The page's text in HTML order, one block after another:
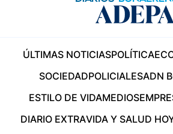
ÚLTIMAS NOTICIASPOLÍTICA
SOCIEDADPOLICIALESADN
ESTILO DE VIDAMEDIOS
DIARIO EXTRAVIDA Y SALUD